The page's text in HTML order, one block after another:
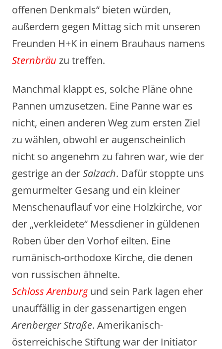
offenen Denkmals“ bieten würden,
außerdem gegen Mittag sich mit unseren
Freunden H+K in einem Brauhaus namens
Sternbräu zu treffen.
Manchmal klappt es, solche Pläne ohne
Pannen umzusetzen. Eine Panne war es
nicht, einen anderen Weg zum ersten Ziel
zu wählen, obwohl er augenscheinlich
nicht so angenehm zu fahren war, wie der
gestrige an derSalzach. Dafür stoppte uns
gemurmelter Gesang und ein kleiner
Menschenauflauf vor eine Holzkirche, vor
der „verkleidete“ Messdiener in güldenen
Roben über den Vorhof eilten. Eine
rumänisch-orthodoxe Kirche, die denen
von russischen ähnelte.
Schloss Arenburgund sein Park lagen eher
unauffällig in der gassenartigen engen
Arenberger Straße. Amerikanisch-
österreichische Stiftung war der Initiator